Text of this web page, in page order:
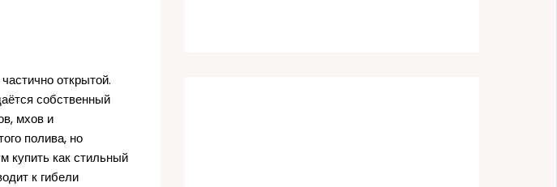
открытой.
собственный
мхов и
полива, но
купить как стильный
к гибели